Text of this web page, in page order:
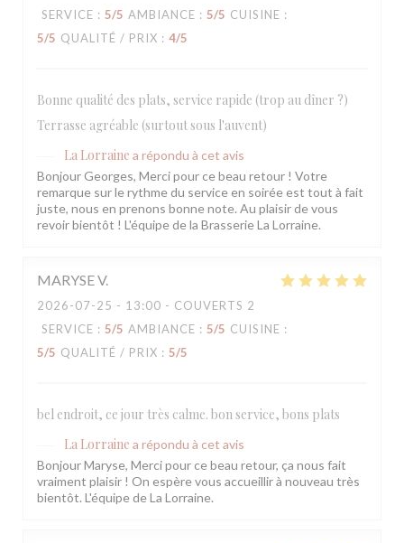
SERVICE : 5/5 AMBIANCE : 5/5 CUISINE :
5/5 QUALITÉ / PRIX : 4/5
Bonne qualité des plats, service rapide (trop au dîner ?)
Terrasse agréable (surtout sous l'auvent)
La Lorraine a répondu à cet avis
Bonjour Georges, Merci pour ce beau retour ! Votre
remarque sur le rythme du service en soirée est tout à fait
juste, nous en prenons bonne note. Au plaisir de vous
revoir bientôt ! L'équipe de la Brasserie La Lorraine.
MARYSEV
2026-07-25 - 13:00 - COUVERTS 2
SERVICE : 5/5 AMBIANCE : 5/5 CUISINE :
5/5 QUALITÉ / PRIX : 5/5
bel endroit, ce jour très calme. bon service, bons plats
La Lorraine a répondu à cet avis
Bonjour Maryse, Merci pour ce beau retour, ça nous fait
vraiment plaisir ! On espère vous accueillir à nouveau très
bientôt. L'équipe de La Lorraine.